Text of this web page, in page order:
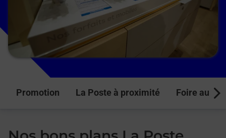
Promotion La Poste à proximité Foire aux